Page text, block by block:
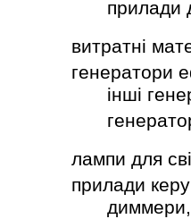
прилади
витратні
генератори
інші
лампи для
прилади
диммери,